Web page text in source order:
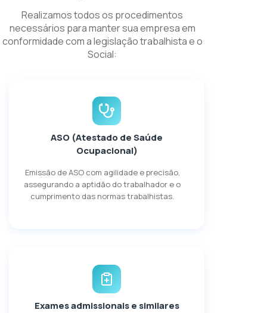
Realizamos todos os procedimentos
necessários para manter sua empresa em
conformidade com a legislação trabalhista e o
Social:
ASO (Atestado de Saúde
Ocupacional)
Emissão de ASO com agilidade e precisão,
assegurando a aptidão do trabalhador e o
cumprimento das normas trabalhistas.
Exames admissionais e similares